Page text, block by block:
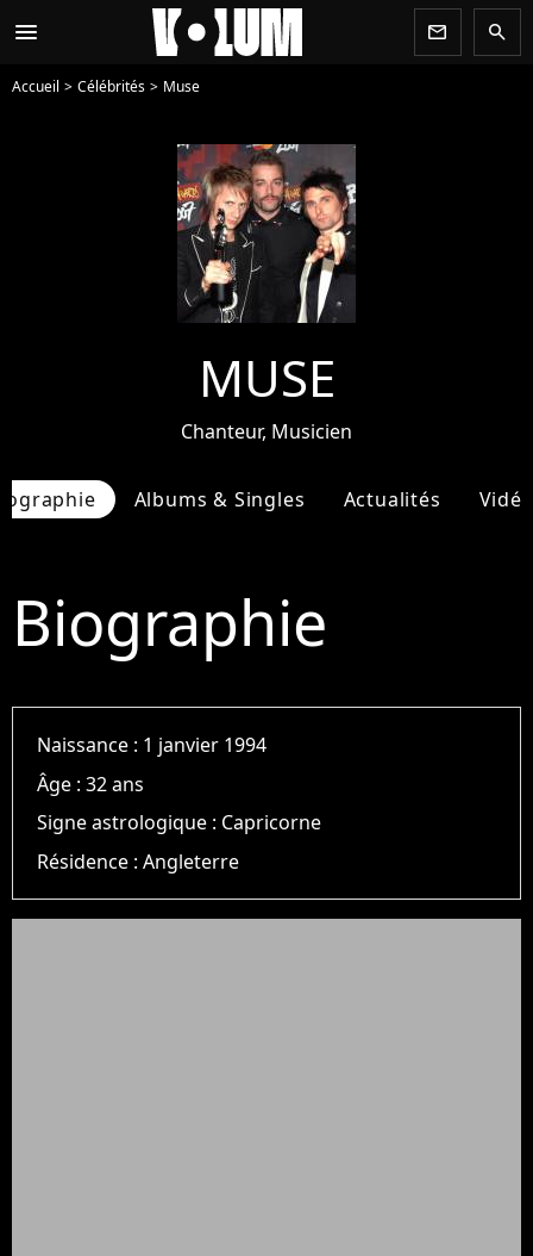
menu newsletter search
Accueil Célébrités Muse
MUSE
Chanteur, Musicien
Albums & Singles Actualités
Biographie
Naissance : 1 janvier 1994
Âge :32 ans
Signe astrologique : Capricorne
Résidence :Angleterre